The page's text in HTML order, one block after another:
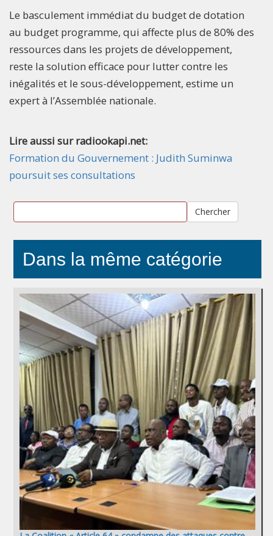
Le basculement immédiat du budget de dotation
au budget programme, qui affecte plus de 80% des
ressources dans les projets de développement,
reste la solution efficace pour lutter contre les
inégalités et le sous-développement, estime un
expert à l’Assemblée nationale.
Lire aussi sur radiookapi.net:
Formation du Gouvernement : Judith Suminwa
poursuit ses consultations
Chercher
Dans la même catégorie